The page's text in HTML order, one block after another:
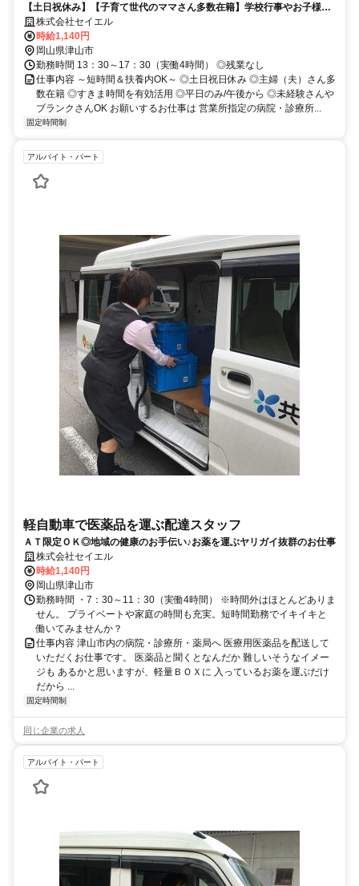
【土日祝休み】【子育て世代のママさん多数在籍】学校行事やお子様の
病気などの急なお休みにも配慮します♪車免許（AT限定でも◎）があれ
ば未経験でも大歓迎♪セイエルでイキイキと楽しく働いてみませんか！
株式会社セイエル
時給1,140円
岡山県津山市
勤務時間 13：30～17：30（実働4時間） ◎残業なし
仕事内容 ～短時間＆扶養内OK～ ◎土日祝日休み ◎主婦（夫）さん多
数在籍 ◎すきま時間を有効活用 ◎平日のみ/午後から ◎未経験さんや
ブランクさんOK お願いするお仕事は 営業所指定の病院・診療所...
固定時間制
アルバイト・パート
軽自動車で医薬品を運ぶ配達スタッフ
ＡＴ限定ＯＫ◎地域の健康のお手伝い♪お薬を運ぶヤリガイ抜群のお仕事
株式会社セイエル
時給1,140円
岡山県津山市
勤務時間 ・7：30～11：30（実働4時間） ※時間外はほとんどありま
せん。 プライベートや家庭の時間も充実。短時間勤務でイキイキと
働いてみませんか？
仕事内容 津山市内の病院・診療所・薬局へ 医療用医薬品を配送して
いただくお仕事です。 医薬品と聞くとなんだか 難しいそうなイメー
ジも あるかと思いますが、軽量ＢＯＸに 入っているお薬を運ぶだけ
だから ...
固定時間制
同じ企業の求人
アルバイト・パート